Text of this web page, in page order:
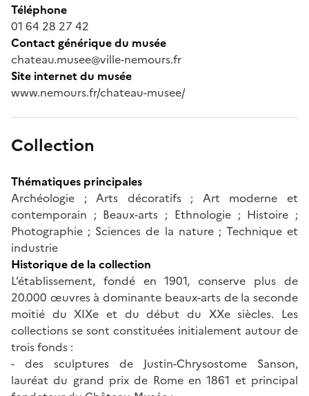
Téléphone
01 64 28 27 42
Contact générique du musée
chateau.musee@ville-nemours.fr
Site internet du musée
www.nemours.fr/chateau-musee/
Collection
Thématiques principales
Archéologie ; Arts décoratifs ; Art moderne et
contemporain ; Beaux-arts ; Ethnologie ; Histoire ;
Photographie ; Sciences de la nature ; Technique et
industrie
Historique de la collection
L’établissement, fondé en 1901, conserve plus de
20.000 œuvres à dominante beaux-arts de la seconde
moitié du XIXe et du début du XXe siècles. Les
collections se sont constituées initialement autour de
trois fonds :
- des sculptures de Justin-Chrysostome Sanson,
lauréat du grand prix de Rome en 1861 et principal